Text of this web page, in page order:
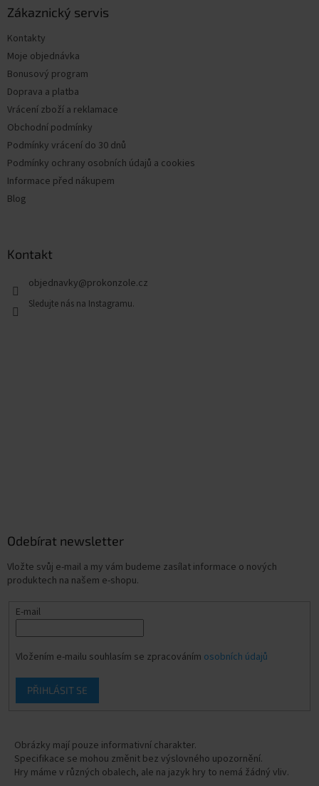
Zákaznický servis
Kontakty
Moje objednávka
Bonusový program
Doprava a platba
Vrácení zboží a reklamace
Obchodní podmínky
Podmínky vrácení do 30 dnů
Podmínky ochrany osobních údajů a cookies
Informace před nákupem
Blog
Kontakt
objednavky@prokonzole.cz
Odebírat newsletter
Vložte svůj e-mail a my vám budeme zasílat informace o nových
produktech na našem e-shopu.
E-mail
Vložením e-mailu souhlasím se zpracováním osobních údajů
PŘIHLÁSIT SE
Obrázky mají pouze informativní charakter.
Specifikace se mohou změnit bez výslovného upozornění.
Hry máme v různých obalech, ale na jazyk hry to nemá žádný vliv.